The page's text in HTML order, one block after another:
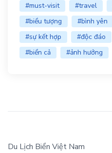
#must-visit
#travel
#biểu tượng
#bình yên
#sự kết hợp
#độc đáo
#biển cả
#ảnh hưởng
Du Lịch Biển Việt Nam